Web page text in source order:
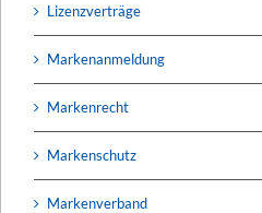
Lizenzverträge
Markenanmeldung
Markenrecht
Markenschutz
Markenverband